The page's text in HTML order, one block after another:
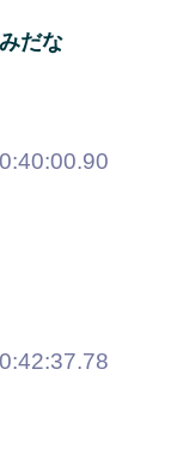
だな